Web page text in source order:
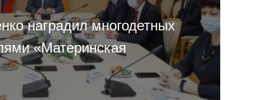
наградил многодетных
«Материнская